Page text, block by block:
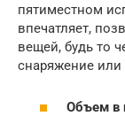
пятиместном
впечатляет,
вещей, будь то
снаряжение или
Объем в